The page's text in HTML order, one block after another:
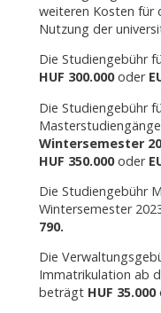
weiteren Kosten für
Nutzung der
Die Studiengebühr
HUF 300.000oder
Die Studiengebühr
Wintersemester
HUF 350.000oder
Die Studiengebühr
Wintersemester
790.
Die
Immatrikulation ab
beträgt HUF 35.000